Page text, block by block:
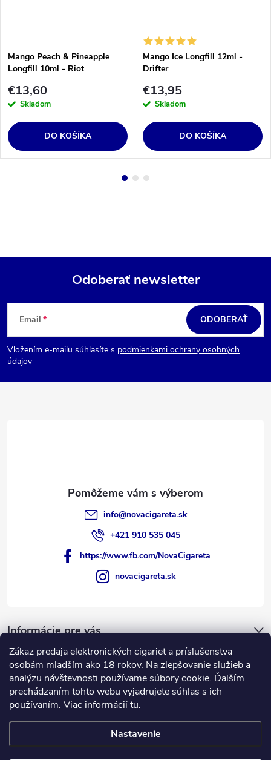
Zákaz predaja elektronických cigariet a príslušenstva
osobám mladším ako 18 rokov. Na zlepšovanie služieb a
analýzu návštevnosti používame súbory cookie. Ďalším
prechádzaním tohto webu vyjadrujete súhlas s ich
používaním. Viac informáciítu.
Nastavenie
Mango Peach & Pineapple
Longfill 10ml - Riot
€13,60
Skladom
DO KOŠÍKA
Mango Ice Longfill 12ml -
Drifter
€13,95
Skladom
DO KOŠÍKA
Z
p
t
Odoberať newsletter
Email
Vložením e-mailu súhlasíte s podmienkami ochrany osobných
údajov
ODOBERAŤ
Informácie pre vás
Nákupný košík
0 KS /€0
info@novacigareta.sk
+421 910 535 045
https://www.fb.com/NovaCigareta
novacigareta.sk
NovaCigareta.sk. Všetky práva vyhradené.